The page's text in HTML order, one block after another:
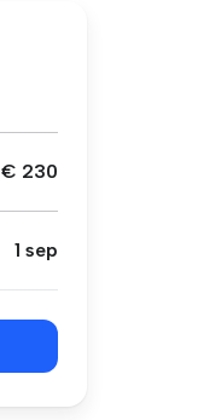
€ 230
1 sep